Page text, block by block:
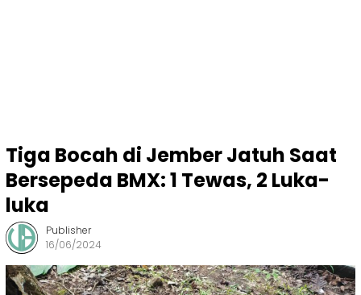
Tiga Bocah di Jember Jatuh Saat
Bersepeda BMX: 1 Tewas, 2 Luka-
luka
Publisher
16/06/2024